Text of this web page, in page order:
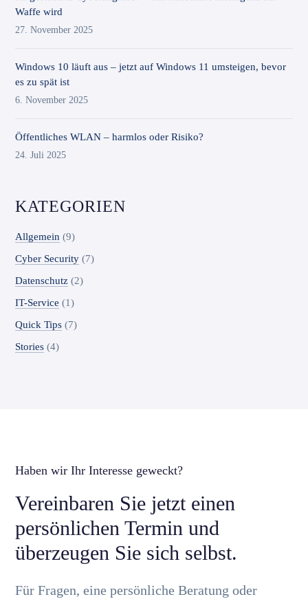
Waffe wird
27. November 2025
Windows 10 läuft aus – jetzt auf Windows 11 umsteigen, bevor
es zu spät ist
6. November 2025
Öffentliches WLAN – harmlos oder Risiko?
24. Juli 2025
KATEGORIEN
Allgemein (9)
Cyber Security (7)
Datenschutz (2)
IT-Service (1)
Quick Tips (7)
Stories (4)
Haben wir Ihr Interesse geweckt?
Vereinbaren Sie jetzt einen
persönlichen Termin und
überzeugen Sie sich selbst.
Für Fragen, eine persönliche Beratung oder